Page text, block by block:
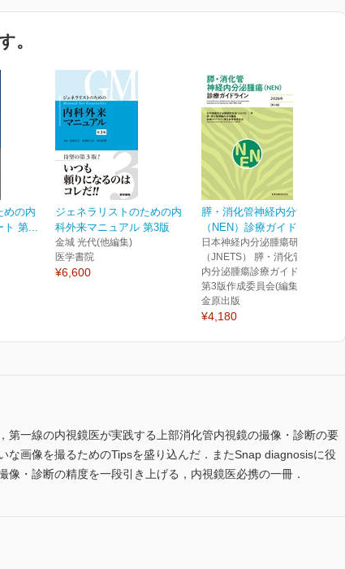
。
めの内
ト 第...
ジェネラリストのための内
科外来マニュアル 第3版
金城 光代(他編集)
医学書院
¥6,600
膵・消化管神経内分泌腫瘍
（NEN）診療ガイドライ...
日本神経内分泌腫瘍研究会
（JNETS） 膵・消化管神経
内分泌腫瘍診療ガイドライン
第3版作成委員会(編集)
金原出版
¥4,180
一線の内視鏡医が実践する上部消化管内視鏡の撮像・診断の要
画像を撮るためのTipsを盛り込んだ．またSnap diagnosisに役
・診断の精度を一段引き上げる，内視鏡医必携の一冊．